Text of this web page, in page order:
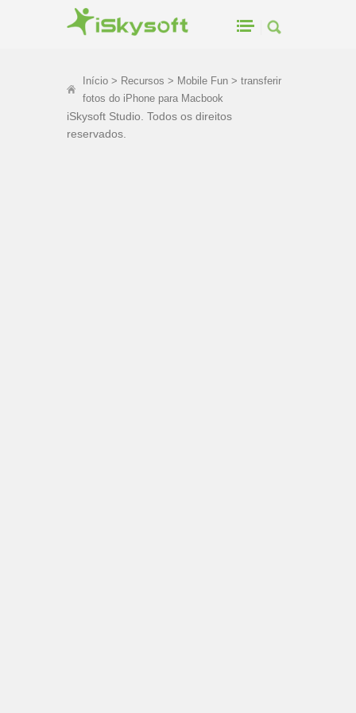
Início > Recursos > Mobile Fun > transferir
fotos do iPhone para Macbook
iSkysoft Studio. Todos os direitos
reservados.